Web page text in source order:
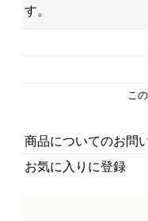
す。
こ
商品についてのお問
お気に入りに登録